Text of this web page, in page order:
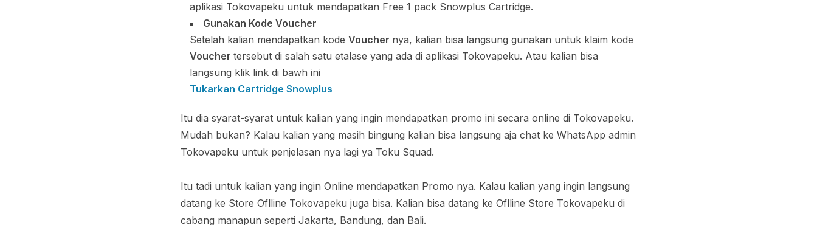
aplikasi Tokovapeku untuk mendapatkan Free 1 pack Snowplus Cartridge.
Gunakan Kode Voucher
Setelah kalian mendapatkan kode Voucher nya, kalian bisa langsung gunakan untuk klaim kode
Voucher tersebut di salah satu etalase yang ada di aplikasi Tokovapeku. Atau kalian bisa
langsung klik link di bawh ini
Tukarkan Cartridge Snowplus
Itu dia syarat-syarat untuk kalian yang ingin mendapatkan promo ini secara online di Tokovapeku.
Mudah bukan? Kalau kalian yang masih bingung kalian bisa langsung aja chat ke WhatsApp admin
Tokovapeku untuk penjelasan nya lagi ya Toku Squad.
Itu tadi untuk kalian yang ingin Online mendapatkan Promo nya. Kalau kalian yang ingin langsung
datang ke Store Oflline Tokovapeku juga bisa. Kalian bisa datang ke Oflline Store Tokovapeku di
cabang manapun seperti Jakarta, Bandung, dan Bali.